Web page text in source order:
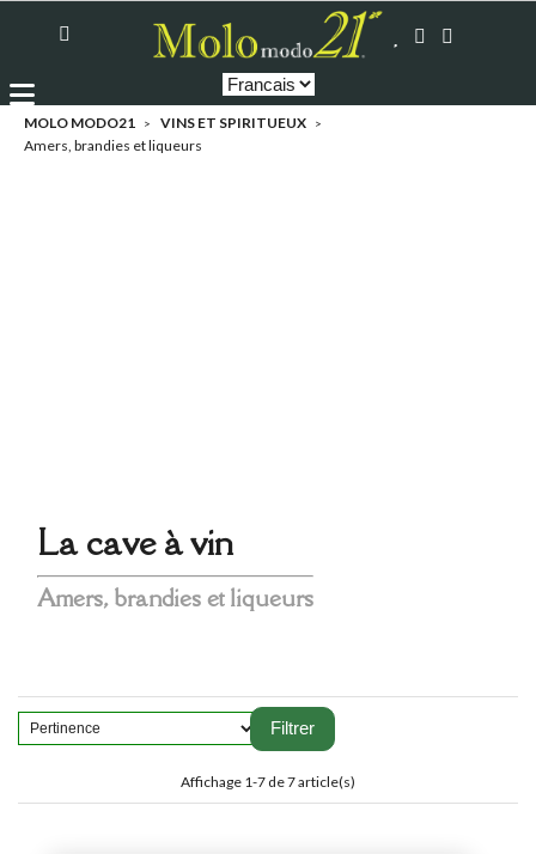
MOLO MODO21
VINS ET SPIRITUEUX
Amers, brandies et liqueurs
La cave à vin
Amers, brandies et liqueurs
Filtrer
Affichage 1-7 de 7 article(s)